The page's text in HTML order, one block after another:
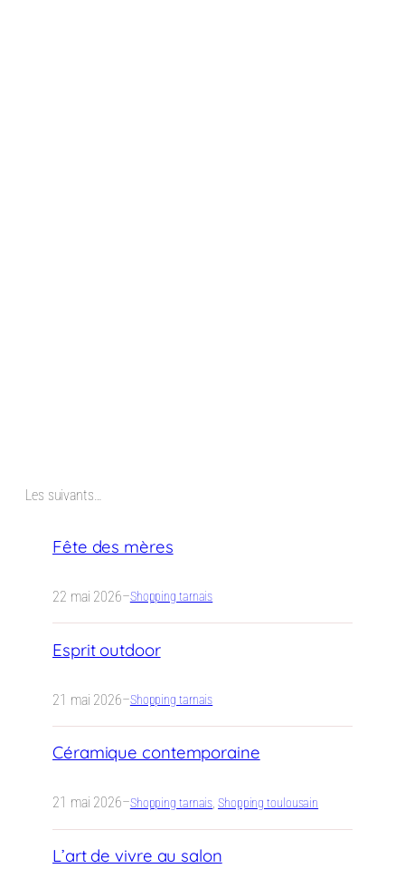
Les suivants…
Fête des mères
22 mai 2026–Shopping tarnais
Esprit outdoor
21 mai 2026–Shopping tarnais
Céramique contemporaine
21 mai 2026–Shopping tarnais , Shopping toulousain
L’art de vivre au salon